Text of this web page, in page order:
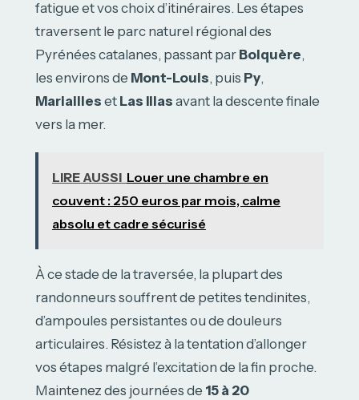
fatigue et vos choix d’itinéraires. Les étapes
traversent le parc naturel régional des
Pyrénées catalanes, passant par Bolquère,
les environs de Mont-Louis, puis Py,
Mariailles et Las Illas avant la descente finale
vers la mer.
LIRE AUSSI Louer une chambre en
couvent : 250 euros par mois, calme
absolu et cadre sécurisé
À ce stade de la traversée, la plupart des
randonneurs souffrent de petites tendinites,
d’ampoules persistantes ou de douleurs
articulaires. Résistez à la tentation d’allonger
vos étapes malgré l’excitation de la fin proche.
Maintenez des journées de 15 à 20